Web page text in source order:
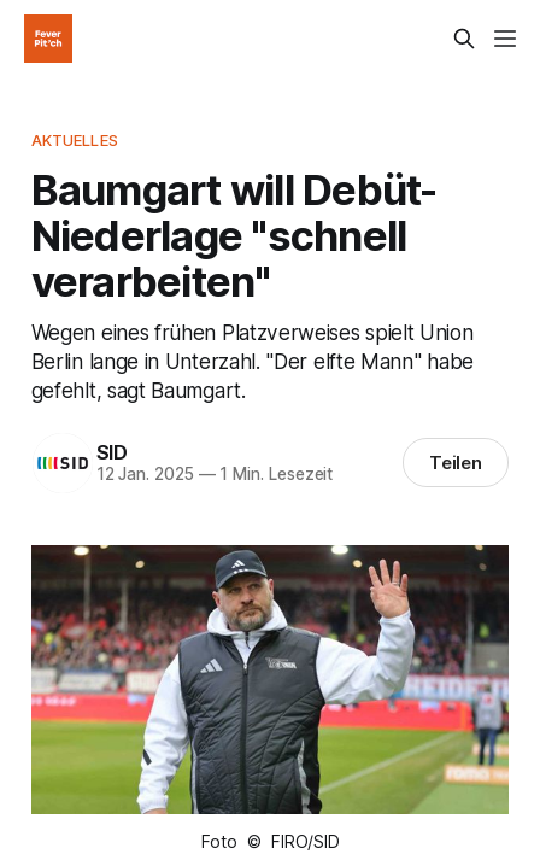
AKTUELLES
Baumgart will Debüt-
Niederlage "schnell
verarbeiten"
Wegen eines frühen Platzverweises spielt Union
Berlin lange in Unterzahl. "Der elfte Mann" habe
gefehlt, sagt Baumgart.
SID
12 Jan. 2025 —1 Min. Lesezeit Teilen
Foto © FIRO/SID